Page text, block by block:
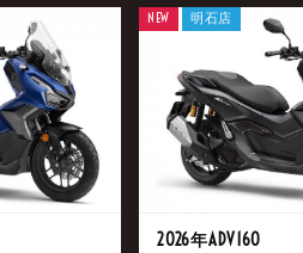
2026年ADV160
NEW 明石店